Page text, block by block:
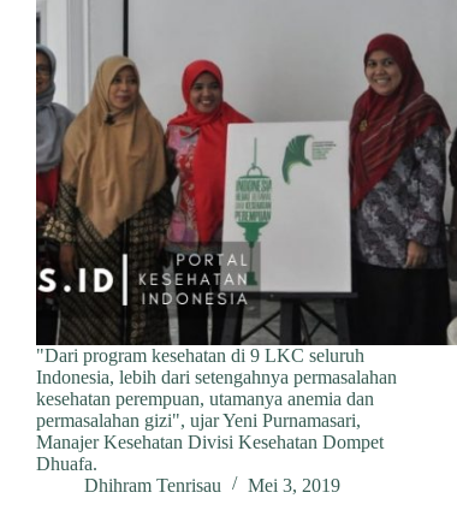
"Dari program kesehatan di 9 LKC seluruh
Indonesia, lebih dari setengahnya permasalahan
kesehatan perempuan, utamanya anemia dan
permasalahan gizi", ujar Yeni Purnamasari,
Manajer Kesehatan Divisi Kesehatan Dompet
Dhuafa.
Dhihram Tenrisau
Mei 3, 2019